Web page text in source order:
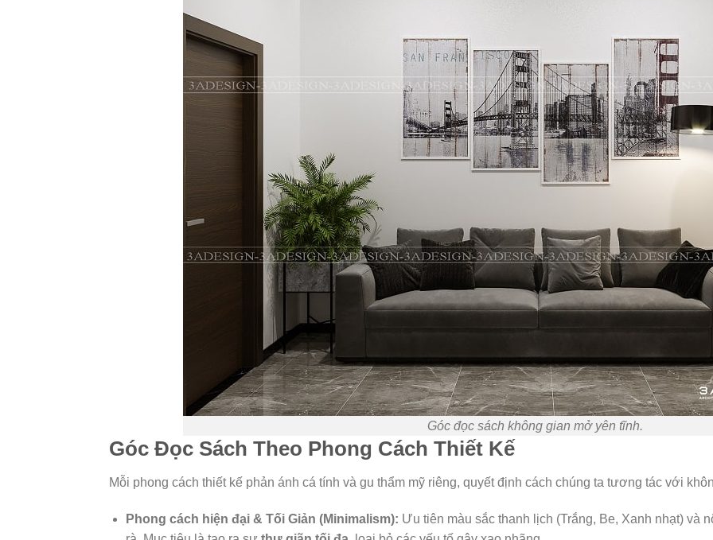
Góc đọc sách không gian mở yên tĩnh.
Góc Đọc Sách Theo Phong Cách Thiết Kế
Mỗi phong cách thiết kế phản ánh cá tính và gu thẩm mỹ riêng, quyết định cách chúng ta tương tác với
Phong cách hiện đại & Tối Giản (Minimalism): Ưu tiên màu sắc thanh lịch (Trắng, Be, Xanh nhạt) và